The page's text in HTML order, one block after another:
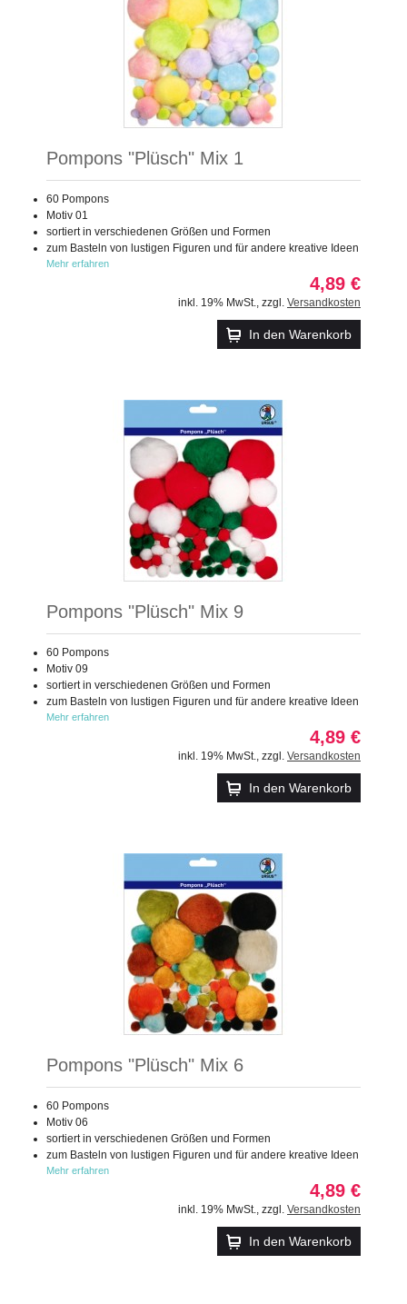
Pompons "Plüsch" Mix 1
60 Pompons
Motiv 01
sortiert in verschiedenen Größen und Formen
zum Basteln von lustigen Figuren und für andere kreative Ideen
Mehr erfahren
4,89 €
inkl. 19% MwSt. zzgl. Versandkosten
In den Warenkorb
Pompons "Plüsch" Mix 9
60 Pompons
Motiv 09
sortiert in verschiedenen Größen und Formen
zum Basteln von lustigen Figuren und für andere kreative Ideen
Mehr erfahren
4,89 €
inkl. 19% MwSt. zzgl. Versandkosten
In den Warenkorb
Pompons "Plüsch" Mix 6
60 Pompons
Motiv 06
sortiert in verschiedenen Größen und Formen
zum Basteln von lustigen Figuren und für andere kreative Ideen
Mehr erfahren
4,89 €
inkl. 19% MwSt. zzgl. Versandkosten
In den Warenkorb